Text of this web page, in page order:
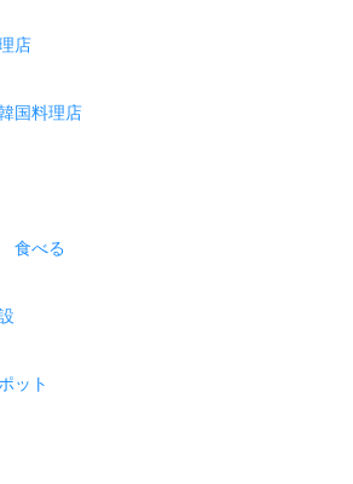
店
国料理店
食べる
ット